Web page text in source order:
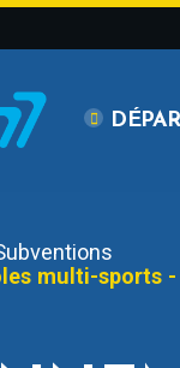
d'agglomération
Depuis le 20
croix de Souvray
multi-sports